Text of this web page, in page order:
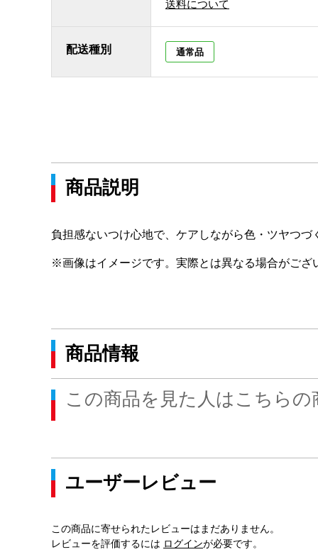
送料について
配送種別 通常品
商品説明
負担感ないつけ心地で、ケアしながら色・ツヤつづ
※画像はイメージです。実際とは異なる場合がござ
商品情報
この商品を見た人はこちら
ユーザーレビュー
この商品に寄せられたレビューはまだありません。
レビューを評価するには ログインが必要です。